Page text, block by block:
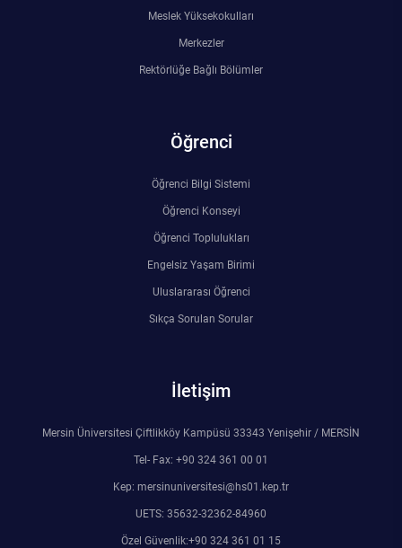
Meslek Yüksekokulları
Merkezler
Rektörlüğe Bağlı Bölümler
Öğrenci
Öğrenci Bilgi Sistemi
Öğrenci Konseyi
Öğrenci Toplulukları
Engelsiz Yaşam Birimi
Uluslararası Öğrenci
Sıkça Sorulan Sorular
İletişim
Mersin Üniversitesi Çiftlikköy Kampüsü 33343 Yenişehir / MERSİN
Tel- Fax: +90 324 361 00 01
Kep: mersinuniversitesi@hs01.kep.tr
UETS: 35632-32362-84960
Özel Güvenlik:+90 324 361 01 15